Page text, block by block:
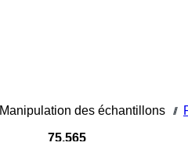
Manipulation des échantillons ///
75.565